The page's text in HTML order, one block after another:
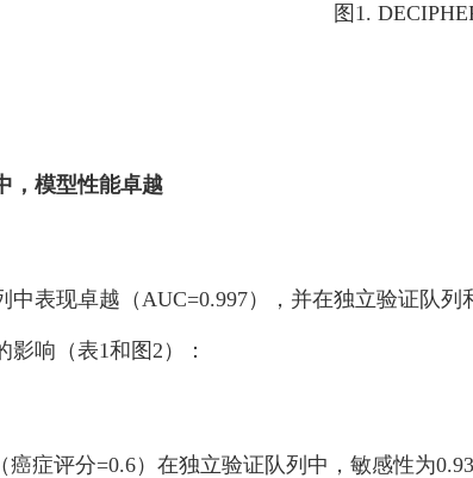
图1.
，模型性能卓越
中表现卓越（AUC=0.997），并在独立验证队
响（表1和图2）：
癌症评分=0.6）在独立验证队列中，敏感性为